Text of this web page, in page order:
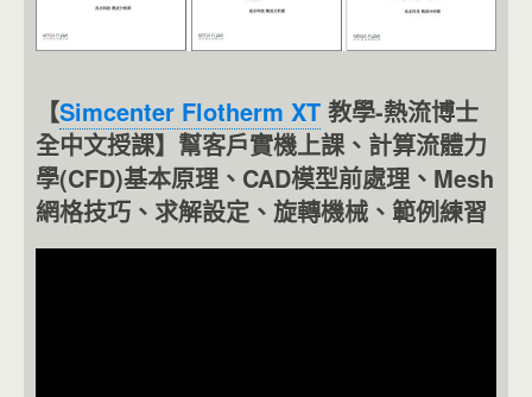
【Simcenter Flotherm XT 教學-熱流博士
全中文授課】幫客戶實機上課、計算流體力
學(CFD)基本原理、CAD模型前處理、Mesh
網格技巧、求解設定、旋轉機械、範例練習